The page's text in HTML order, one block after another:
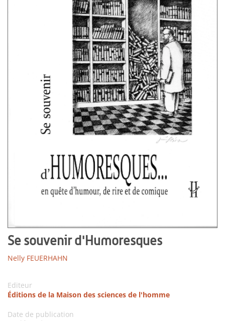
Se souvenir d'Humoresques
Nelly FEUERHAHN
Editeur
Éditions de la Maison des sciences de l'homme
Date de publication